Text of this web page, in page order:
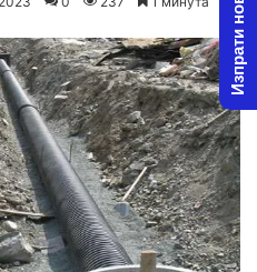
Изпрати новина